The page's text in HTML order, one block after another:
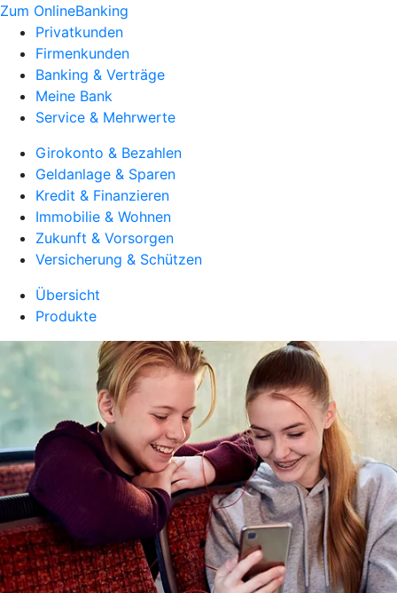
Zum OnlineBanking
Privatkunden
Firmenkunden
Banking & Verträge
Meine Bank
Service & Mehrwerte
Girokonto & Bezahlen
Geldanlage & Sparen
Kredit & Finanzieren
Immobilie & Wohnen
Zukunft & Vorsorgen
Versicherung & Schützen
Übersicht
Produkte